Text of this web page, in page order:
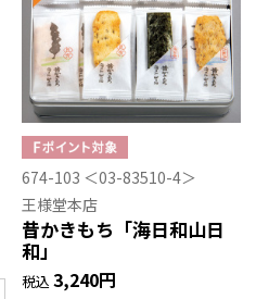
674-103 ＜03-83510-4＞
王様堂本店
昔かきもち「海日和山日
和」
税込 3,240円